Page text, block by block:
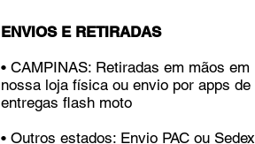
ENVIOS E RETIRADAS
• CAMPINAS: Retiradas em mãos em
nossa loja física ou envio por apps de
entregas flash moto
• Outros estados: Envio PAC ou Sedex